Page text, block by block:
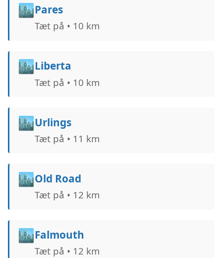
🏙️Pares
Tæt på • 10 km
🏙️Liberta
Tæt på • 10 km
🏙️Urlings
Tæt på • 11 km
🏙️Old Road
Tæt på • 12 km
🏙️Falmouth
Tæt på • 12 km